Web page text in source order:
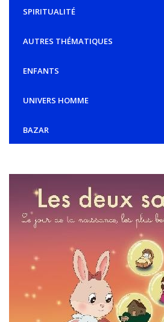
SPIRITUALITÉ
AUTRES THÉMATIQUES
ENFANTS
UNIVERS HOMME
BAZAR